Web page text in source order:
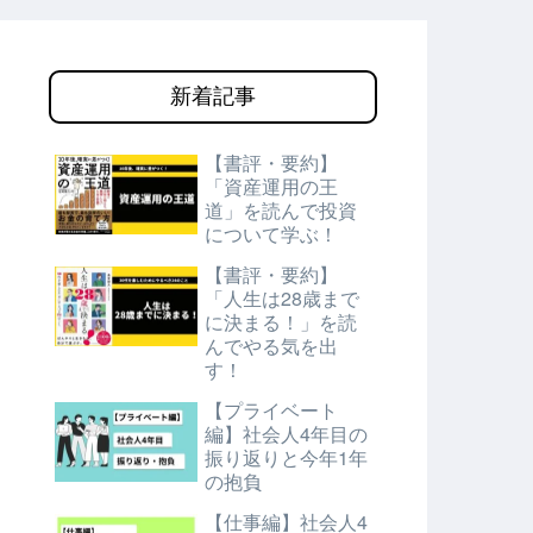
新着記事
【書評・要約】
「資産運用の王
道」を読んで投資
について学ぶ！
【書評・要約】
「人生は28歳まで
に決まる！」を読
んでやる気を出
す！
【プライベート
編】社会人4年目の
振り返りと今年1年
の抱負
【仕事編】社会人4